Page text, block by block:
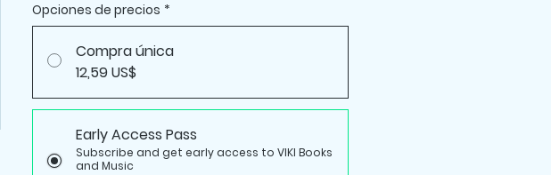
Opciones de precios *
Compra única
12,59 US$
Early Access Pass
Subscribe and get early access to VIKI Books
and Music